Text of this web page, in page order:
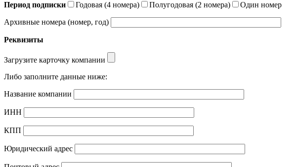
Период подписки Годовая (4 номера) Полугодовая (2 номера) Один номер
Архивные номера (номер, год)
Реквизиты
Загрузите карточку компании
Либо заполните данные ниже:
Название компании
ИНН
КПП
Юридический адрес